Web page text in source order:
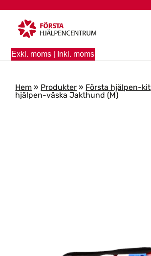
Exkl. moms Inkl. moms
Hem » Produkter » Första hjälpen-kit
hjälpen-väska Jakthund (M)